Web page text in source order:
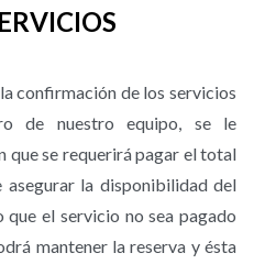
confirmación de los servicios
de nuestro equipo, se le
que se requerirá pagar el total
la disponibilidad del
el servicio no sea pagado
mantener la reserva y ésta